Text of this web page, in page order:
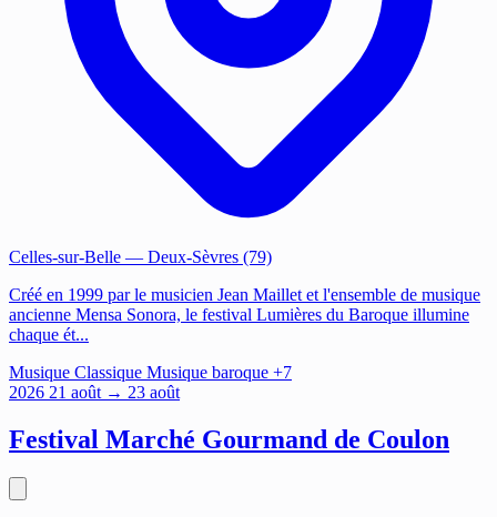
Celles-sur-Belle — Deux-Sèvres (79)
Créé en 1999 par le musicien Jean Maillet et l'ensemble de musique
ancienne Mensa Sonora, le festival Lumières du Baroque illumine
chaque ét...
Musique Classique Musique baroque +7
2026 21 août → 23 août
Festival Marché Gourmand de Coulon